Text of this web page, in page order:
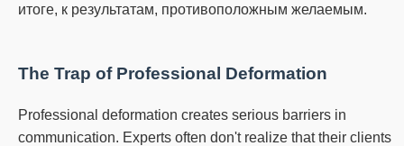
итоге, к результатам, противоположным желаемым.
The Trap of Professional Deformation
Professional deformation creates serious barriers in
communication. Experts often don't realize that their clients